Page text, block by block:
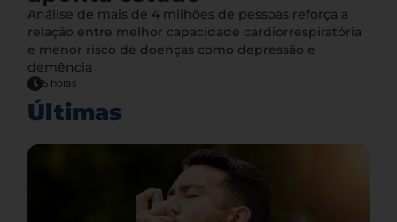
Análise de mais de 4 milhões de pessoas reforça a
relação entre melhor capacidade cardiorrespiratória
e menor risco de doenças como depressão e
demência
5 horas
Últimas